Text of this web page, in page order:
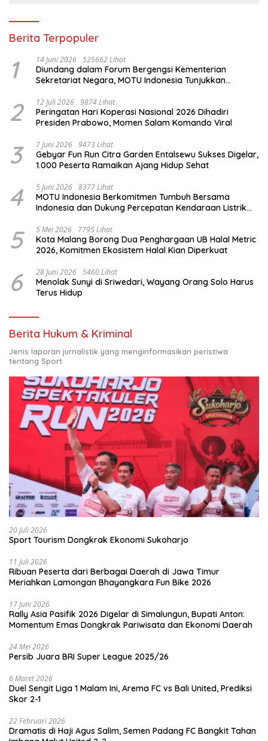
Berita Terpopuler
1 14 Juni 2026 525662 Lihat
Diundang dalam Forum Bergengsi Kementerian
Sekretariat Negara, MOTU Indonesia Tunjukkan
2 12 Juli 2026 9874 Lihat
Peringatan Hari Koperasi Nasional 2026 Dihadiri
Presiden Prabowo, Momen Salam Komando Viral
3 7 Juni 2026 9473 Lihat
Gebyar Fun Run Citra Garden Entalsewu Sukses Digelar,
1.000 Peserta Ramaikan Ajang Hidup Sehat
4 5 Juni 2026 8377 Lihat
MOTU Indonesia Berkomitmen Tumbuh Bersama
Indonesia dan Dukung Percepatan Kendaraan Listrik
5 5 Mei 2026 7795 Lihat
Kota Malang Borong Dua Penghargaan UB Halal Metric
2026, Komitmen Ekosistem Halal Kian Diperkuat
6 28 Juni 2026 5460 Lihat
Menolak Sunyi di Sriwedari, Wayang Orang Solo Harus
Terus Hidup
Berita Hukum & Kriminal
Jenis laporan jurnalistik yang menginformasikan peristiwa
tentang Sport
20 Juli 2026
Sport Tourism Dongkrak Ekonomi Sukoharjo
11 Juli 2026
Ribuan Peserta dari Berbagai Daerah di Jawa Timur
Meriahkan Lamongan Bhayangkara Fun Bike 2026
17 Juni 2026
Rally Asia Pasifik 2026 Digelar di Simalungun, Bupati Anton:
Momentum Emas Dongkrak Pariwisata dan Ekonomi Daerah
24 Mei 2026
Persib Juara BRI Super League 2025/26
6 Maret 2026
Duel Sengit Liga 1 Malam Ini, Arema FC vs Bali United, Prediksi
Skor 2-1
22 Februari 2026
Dramatis di Haji Agus Salim, Semen Padang FC Bangkit Tahan